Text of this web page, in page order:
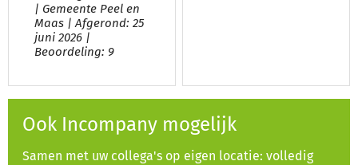
| Gemeente Peel en
Maas | Afgerond: 25
juni 2026 |
Beoordeling: 9
Ook Incompany mogelijk
Samen met uw collega's op eigen locatie: volledig